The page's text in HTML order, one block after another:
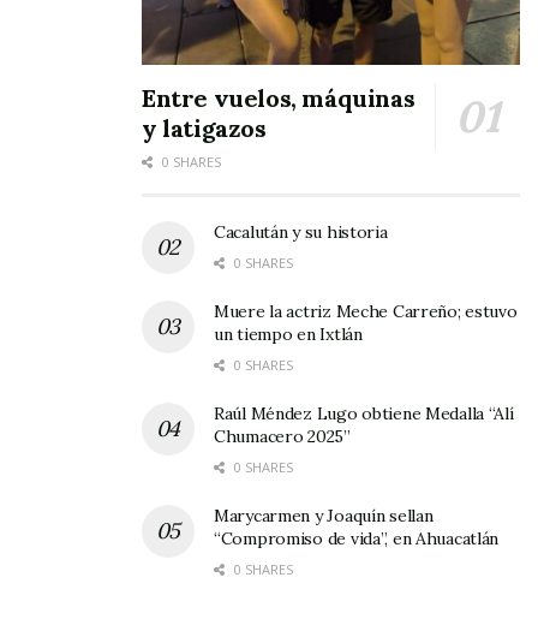
Tabla correspondiente al año 2014
Entre vuelos, máquinas
y latigazos
0 SHARES
Cacalután y su historia
0 SHARES
Muere la actriz Meche Carreño; estuvo
un tiempo en Ixtlán
0 SHARES
Raúl Méndez Lugo obtiene Medalla “Alí
Chumacero 2025”
0 SHARES
Marycarmen y Joaquín sellan
“Compromiso de vida”, en Ahuacatlán
0 SHARES